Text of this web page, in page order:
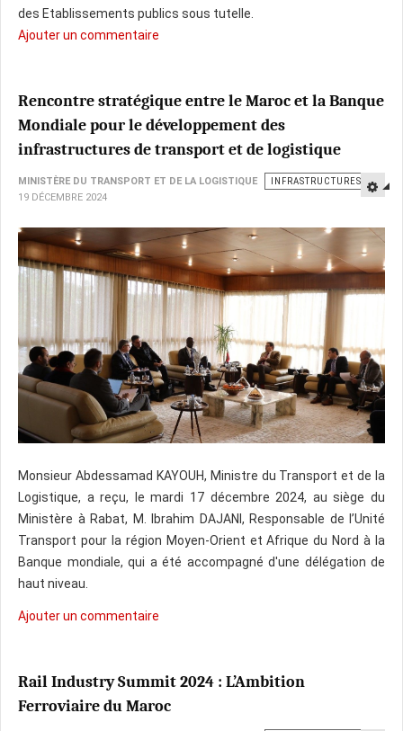
des Etablissements publics sous tutelle.
Ajouter un commentaire
Rencontre stratégique entre le Maroc et la Banque
Mondiale pour le développement des
infrastructures de transport et de logistique
MINISTÈRE DU TRANSPORT ET DE LA LOGISTIQUE
INFRASTRUCTURES
19 DÉCEMBRE 2024
Monsieur Abdessamad KAYOUH, Ministre du Transport et de la
Logistique, a reçu, le mardi 17 décembre 2024, au siège du
Ministère à Rabat, M. Ibrahim DAJANI, Responsable de l’Unité
Transport pour la région Moyen-Orient et Afrique du Nord à la
Banque mondiale, qui a été accompagné d'une délégation de
haut niveau.
Ajouter un commentaire
Rail Industry Summit 2024 : L’Ambition
Ferroviaire du Maroc